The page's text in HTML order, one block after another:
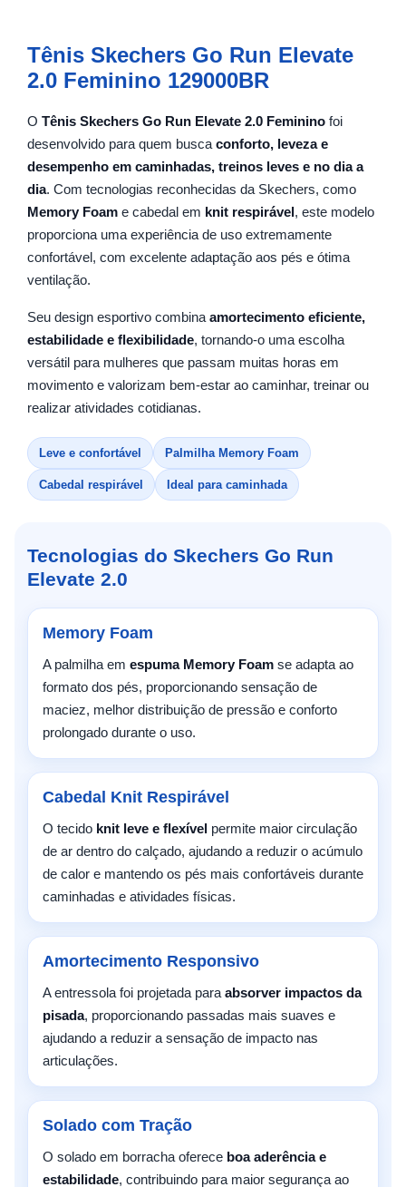
Tênis Skechers Go Run Elevate
2.0 Feminino 129000BR
O Tênis Skechers Go Run Elevate 2.0 Feminino foi
desenvolvido para quem busca conforto, leveza e
desempenho em caminhadas, treinos leves e no dia a
dia. Com tecnologias reconhecidas da Skechers, como
Memory Foam e cabedal em knit respirável, este modelo
proporciona uma experiência de uso extremamente
confortável, com excelente adaptação aos pés e ótima
ventilação.
Seu design esportivo combina amortecimento eficiente,
estabilidade e flexibilidade, tornando-o uma escolha
versátil para mulheres que passam muitas horas em
movimento e valorizam bem-estar ao caminhar, treinar ou
realizar atividades cotidianas.
Leve e confortável Palmilha Memory Foam
Cabedal respirável Ideal para caminhada
Tecnologias do Skechers Go Run
Elevate 2.0
Memory Foam
A palmilha em espuma Memory Foam se adapta ao
formato dos pés, proporcionando sensação de
maciez, melhor distribuição de pressão e conforto
prolongado durante o uso.
Cabedal Knit Respirável
O tecido knit leve e flexível permite maior circulação
de ar dentro do calçado, ajudando a reduzir o acúmulo
de calor e mantendo os pés mais confortáveis durante
caminhadas e atividades físicas.
Amortecimento Responsivo
A entressola foi projetada para absorver impactos da
pisada, proporcionando passadas mais suaves e
ajudando a reduzir a sensação de impacto nas
articulações.
Solado com Tração
O solado em borracha oferece boa aderência e
estabilidade, contribuindo para maior segurança ao